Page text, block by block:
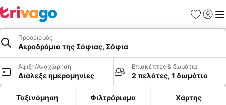
Προορισμός
Αεροδρόμιο της Σόφιας, Σόφια
Άφιξη/Αναχώρηση
Διάλεξε ημερομηνίες
Επισκέπτες & δωμάτια
2 πελάτες, 1 δωμάτιο
Ταξινόμηση Φιλτράρισμα Χάρτης